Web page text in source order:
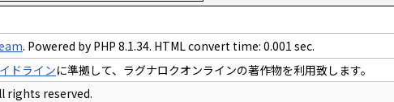
. Powered by PHP 8.1.34. HTML convert time: 0.001 sec.
ドラインに準拠して、ラグナロクオンラインの著作物を利用致します。
rights reserved.